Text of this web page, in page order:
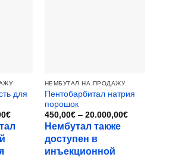
товара.
для
€Диапазон
цен:
450,00€
4.500,00€
НЕМБУТАЛ НА ПРОДАЖУ
Пентобарбитал натрия
порошок
450,00€ – 20.000,00€Диапазон
Нембутал также
доступен в
инъекционной